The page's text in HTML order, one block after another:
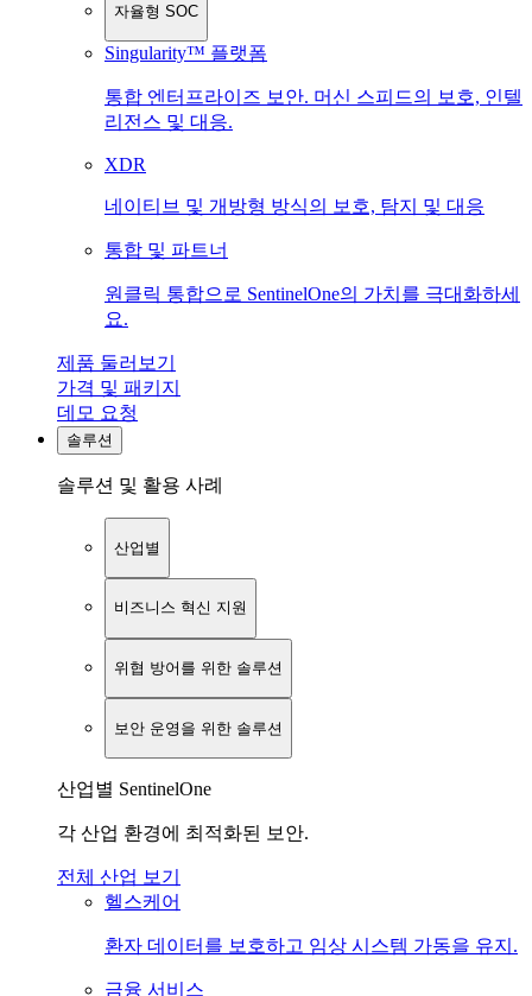
자율형 SOC
Singularity™ 플랫폼
통합 엔터프라이즈 보안. 머신 스피드의 보호, 인텔
리전스 및 대응.
XDR
네이티브 및 개방형 방식의 보호, 탐지 및 대응
통합 및 파트너
원클릭 통합으로 SentinelOne의 가치를 극대화하세
요.
제품 둘러보기
가격 및 패키지
데모 요청
솔루션
솔루션 및 활용 사례
산업별
비즈니스 혁신 지원
위협 방어를 위한 솔루션
보안 운영을 위한 솔루션
산업별 SentinelOne
각 산업 환경에 최적화된 보안.
전체 산업 보기
헬스케어
환자 데이터를 보호하고 임상 시스템 가동을 유지.
금융 서비스